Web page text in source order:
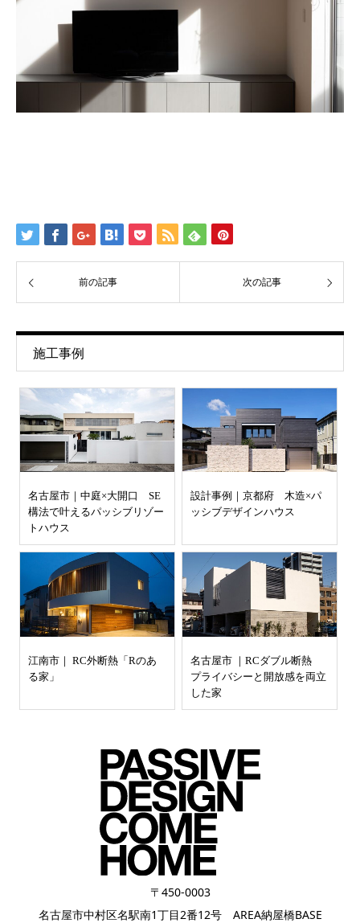
前の記事 次の記事
施工事例
名古屋市｜中庭×大開口 SE
構法で叶えるパッシブリゾー
トハウス
設計事例｜京都府 木造×パ
ッシブデザインハウス
江南市｜ RC外断熱「Rのあ
る家」
名古屋市 ｜RCダブル断熱
プライバシーと開放感を両立
した家
〒450-0003
名古屋市中村区名駅南1丁目2番12号 AREA納屋橋BASE